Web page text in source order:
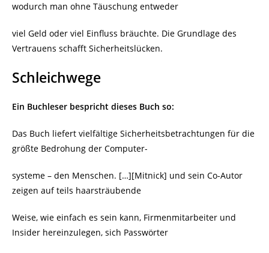
wodurch man ohne Täuschung entweder
viel Geld oder viel Einfluss bräuchte. Die Grundlage des
Vertrauens schafft Sicherheitslücken.
Schleichwege
Ein Buchleser bespricht dieses Buch so:
Das Buch liefert vielfältige Sicherheitsbetrachtungen für die
größte Bedrohung der Computer-
systeme – den Menschen. […][Mitnick] und sein Co-Autor
zeigen auf teils haarsträubende
Weise, wie einfach es sein kann, Firmenmitarbeiter und
Insider hereinzulegen, sich Passwörter